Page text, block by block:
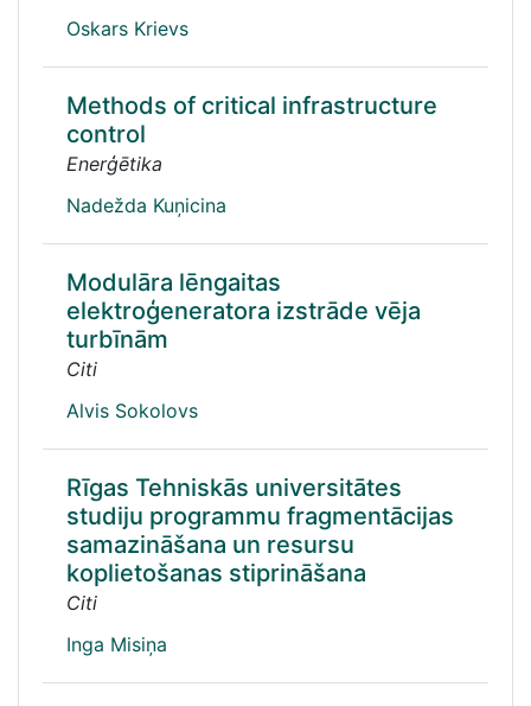
Oskars Krievs
Methods of critical infrastructure
control
Enerģētika
Nadežda Kuņicina
Modulāra lēngaitas
elektroģeneratora izstrāde vēja
turbīnām
Citi
Alvis Sokolovs
Rīgas Tehniskās universitātes
studiju programmu fragmentācijas
samazināšana un resursu
koplietošanas stiprināšana
Citi
Inga Misiņa